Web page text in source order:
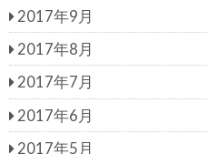
2017年9月
2017年8月
2017年7月
2017年6月
2017年5月